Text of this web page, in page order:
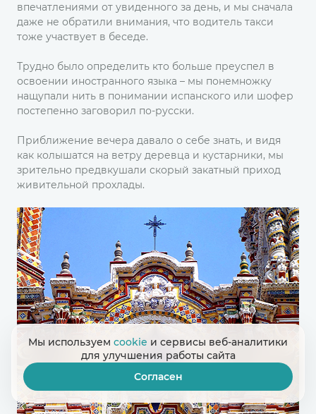
впечатлениями от увиденного за день, и мы сначала
даже не обратили внимания, что водитель такси
тоже участвует в беседе.
Трудно было определить кто больше преуспел в
освоении иностранного языка – мы понемножку
нащупали нить в понимании испанского или шофер
постепенно заговорил по-русски.
Приближение вечера давало о себе знать, и видя
как колышатся на ветру деревца и кустарники, мы
зрительно предвкушали скорый закатный приход
живительной прохлады.
Мы используем cookie и сервисы веб-аналитики
для улучшения работы сайта
Согласен